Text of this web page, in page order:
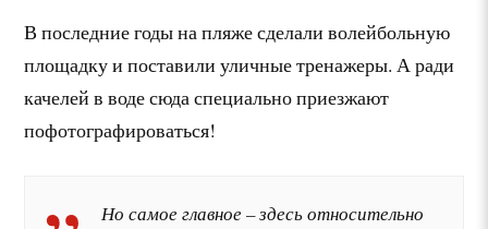
В последние годы на пляже сделали волейбольную
площадку и поставили уличные тренажеры. А ради
качелей в воде сюда специально приезжают
пофотографироваться!
Но самое главное – здесь относительно